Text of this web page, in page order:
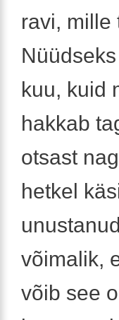
ravi, mille
kuu, kuid
hakkab
otsast
hetkel
võimalik,
võib see